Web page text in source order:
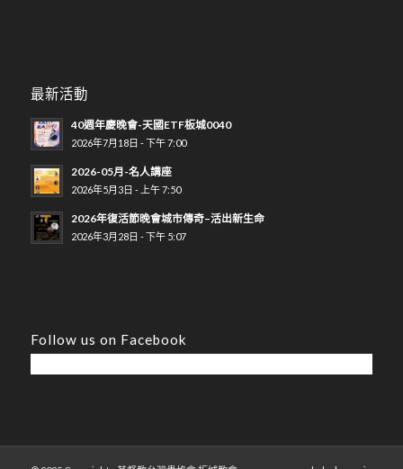
最新活動
40週年慶晚會-天國ETF板城0040
2026年7月18日 - 下午 7:00
2026-05月-名人講座
2026年5月3日 - 上午 7:50
2026年復活節晚會城市傳奇–活出新生命
2026年3月28日 - 下午 5:07
Follow us on Facebook